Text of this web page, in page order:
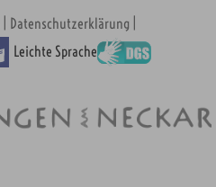
Leichte Sprache
Datenschutzerklärung